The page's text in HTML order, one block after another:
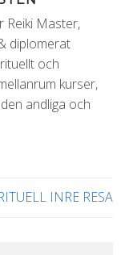
Reiki Master,
diplomerat
och
kurser,
andliga och
INRE RESA